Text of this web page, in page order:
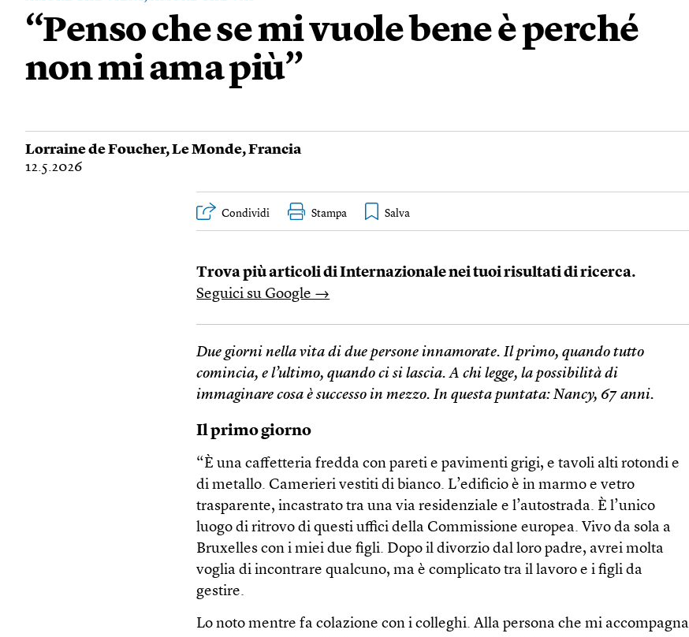
“Penso che se mi vuole bene è perché
non mi ama più”
Lorraine de Foucher,Le Monde,Francia
12.5.2026
Condividi Stampa
Trova più articoli di Internazionale nei tuoi risultati di ricerca.
Seguici su Google →
Due giorni nella vita di due persone innamorate. Il primo, quando tutto
comincia, e l’ultimo, quando ci si lascia. A chi legge, la possibilità di
immaginare cosa è successo in mezzo. In questa puntata: Nancy, 67 anni.
Il primo giorno
“È una caffetteria fredda con pareti e pavimenti grigi, e tavoli alti rotondi e
di metallo. Camerieri vestiti di bianco. L’edificio è in marmo e vetro
trasparente, incastrato tra una via residenziale e l’autostrada. È l’unico
luogo di ritrovo di questi uffici della Commissione europea. Vivo da sola a
Bruxelles con i miei due figli. Dopo il divorzio dal loro padre, avrei molta
voglia di incontrare qualcuno, ma è complicato tra il lavoro e i figli da
gestire.
Lo noto mentre fa colazione con i colleghi. Alla persona che mi accompagna